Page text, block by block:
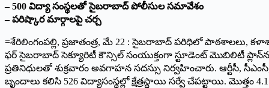
– 500 విద్యా సంస్థలతో సైబరాబాద్ పోలీసుల సమావేశం
– ప‌రిష్కార మార్గాల‌పై చ‌ర్చ‌
=శేరిలింగంపల్లి, ప్రజాతంత్ర, మే 22 : సైబరాబాద్ పరిధిలో పాఠశాలలు,
ఫర్ సైబరాబాద్ సెక్యూరిటీ కౌన్సిల్ సంయుక్తంగా స్టూడెంట్ మొబిలిటీ
ప్రతినిధులతో శుక్రవారం అవగాహన సదస్సు నిర్వహించారు. ఆర్టీసీ,
బృందాలు కలిసి 526 విద్యాసంస్థల్లో క్షేత్రస్థాయి సర్వే చేపట్టాయి. మొత్తం